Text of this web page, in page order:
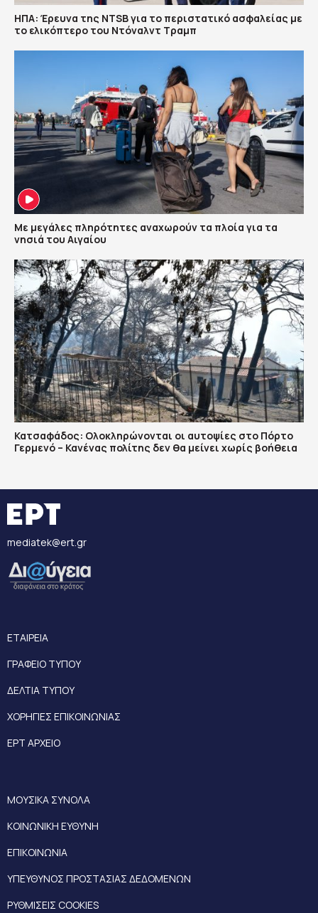
ΗΠΑ: Έρευνα της NTSB για το περιστατικό ασφαλείας με
το ελικόπτερο του Ντόναλντ Τραμπ
Με μεγάλες πληρότητες αναχωρούν τα πλοία για τα
νησιά του Αιγαίου
Κατσαφάδος: Ολοκληρώνονται οι αυτοψίες στο Πόρτο
Γερμενό – Κανένας πολίτης δεν θα μείνει χωρίς βοήθεια
mediatek@ert.gr
ΕΤΑΙΡΕΙΑ
ΓΡΑΦΕΙΟ ΤΥΠΟΥ
ΔΕΛΤΙΑ ΤΥΠΟΥ
ΧΟΡΗΓΙΕΣ ΕΠΙΚΟΙΝΩΝΙΑΣ
ΕΡΤ ΑΡΧΕΙΟ
ΜΟΥΣΙΚΑ ΣΥΝΟΛΑ
ΚΟΙΝΩΝΙΚΗ ΕΥΘΥΝΗ
ΕΠΙΚΟΙΝΩΝΙΑ
ΥΠΕΥΘΥΝΟΣ ΠΡΟΣΤΑΣΙΑΣ ΔΕΔΟΜΕΝΩΝ
ΡΥΘΜΙΣΕΙΣ COOKIES